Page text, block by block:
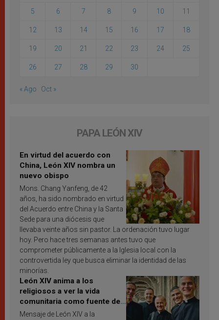
5 6 7 8 9 10 11
12 13 14 15 16 17 18
19 20 21 22 23 24 25
26 27 28 29 30
« Ago Oct »
PAPA LEÓN XIV
En virtud del acuerdo con
China, León XIV nombra un
nuevo obispo
Mons. Chang Yanfeng, de 42
años, ha sido nombrado en virtud
del Acuerdo entre China y la Santa
Sede para una diócesis que
llevaba veinte años sin pastor. La ordenación tuvo lugar
hoy. Pero hace tres semanas antes tuvo que
comprometer públicamente a la Iglesia local con la
controvertida ley que busca eliminar la identidad de las
minorías.
León XIV anima a los
religiosos a ver la vida
comunitaria como fuente de
inspiración y santificación
Mensaje de León XIV a la